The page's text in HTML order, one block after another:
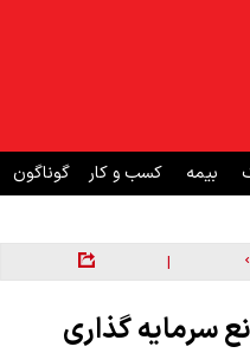
بیمه کسب و کار گوناگون
|
سرمایه گذاری